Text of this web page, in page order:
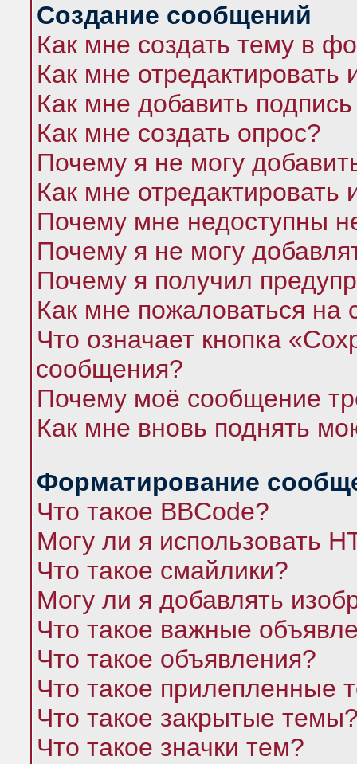
Создание сообщений
Как мне создать тему в
Как мне
Как мне добавить
Как мне создать опрос?
Почему я не могу
Как мне отредактировать
Почему мне недоступны
Почему я не могу
Почему я получил
Как мне пожаловаться
Что означает кнопка
сообщения?
Почему моё сообщение
Как мне вновь поднять
Форматирование
Что такое BBCode?
Могу ли я использовать
Что такое смайлики?
Могу ли я добавлять
Что такое важные
Что такое объявления?
Что такое прилепленные
Что такое закрытые
Что такое значки тем?